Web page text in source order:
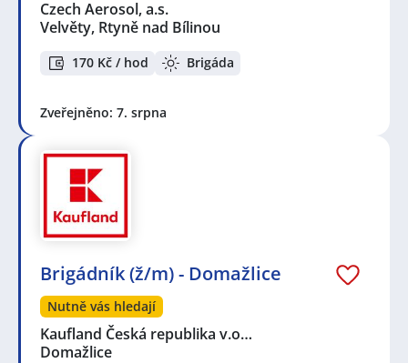
Czech Aerosol, a.s.
Velvěty, Rtyně nad Bílinou
170 Kč / hod Brigáda
Zveřejněno: 7. srpna
Brigádník (ž/m) - Domažlice
Nutně vás hledají
Kaufland Česká republika v.o…
Domažlice